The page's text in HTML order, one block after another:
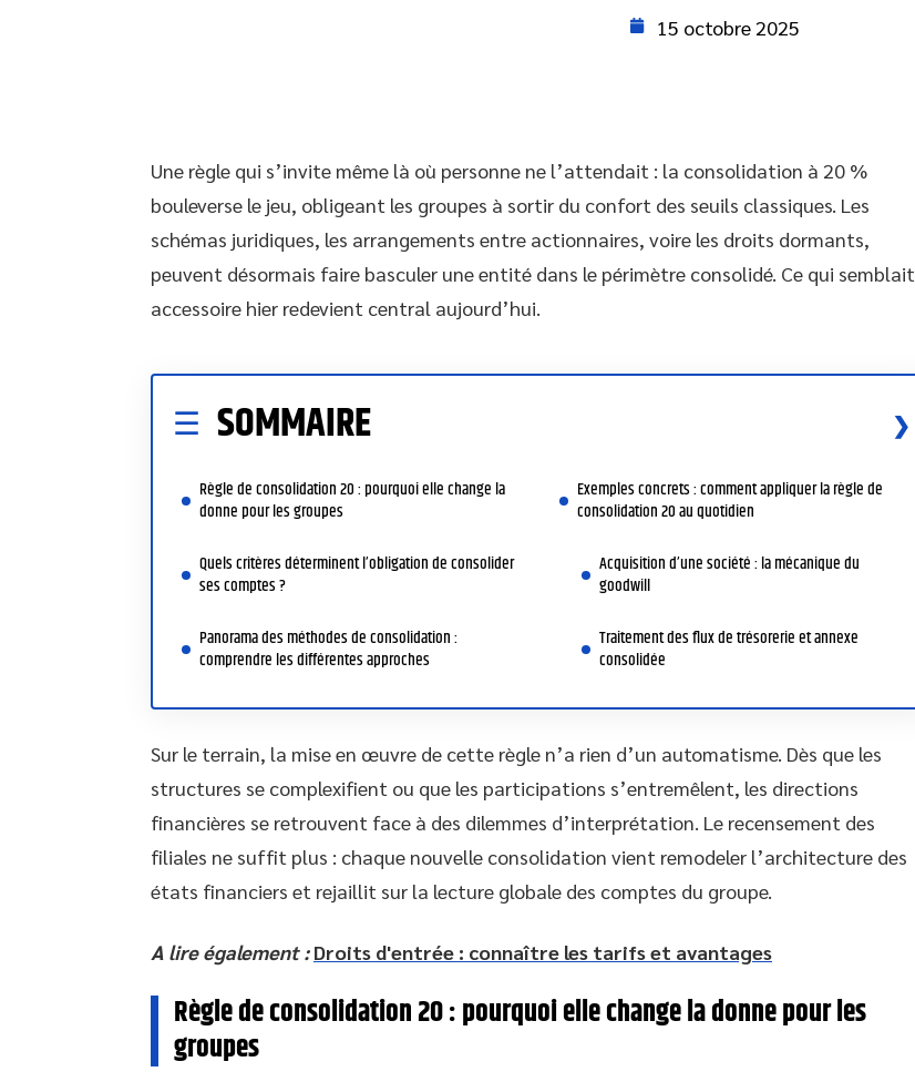
15 octobre 2025
Une règle qui s’invite même là où personne ne l’attendait : la consolidation à 20 %
bouleverse le jeu, obligeant les groupes à sortir du confort des seuils classiques. Les
schémas juridiques, les arrangements entre actionnaires, voire les droits dormants,
peuvent désormais faire basculer une entité dans le périmètre consolidé. Ce qui semblait
accessoire hier redevient central aujourd’hui.
SOMMAIRE
Règle de consolidation 20 : pourquoi elle change la
donne pour les groupes
Quels critères déterminent l’obligation de consolider
ses comptes ?
Panorama des méthodes de consolidation :
comprendre les différentes approches
Exemples concrets : comment appliquer la règle de
consolidation 20 au quotidien
Acquisition d’une société : la mécanique du
goodwill
Traitement des flux de trésorerie et annexe
consolidée
Sur le terrain, la mise en œuvre de cette règle n’a rien d’un automatisme. Dès que les
structures se complexifient ou que les participations s’entremêlent, les directions
financières se retrouvent face à des dilemmes d’interprétation. Le recensement des
filiales ne suffit plus : chaque nouvelle consolidation vient remodeler l’architecture des
états financiers et rejaillit sur la lecture globale des comptes du groupe.
A lire également : Droits d'entrée : connaître les tarifs et avantages
Règle de consolidation 20 : pourquoi elle change la donne pour les
groupes